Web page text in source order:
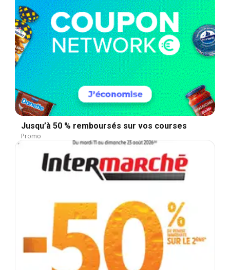
Jusqu’à 50 % remboursés sur vos courses
Promo